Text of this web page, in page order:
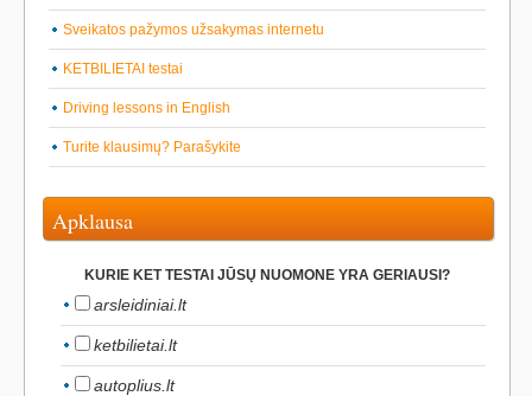
Sveikatos pažymos užsakymas internetu
KETBILIETAI testai
Driving lessons in English
Turite klausimų? Parašykite
Apklausa
KURIE KET TESTAI JŪSŲ NUOMONE YRA GERIAUSI?
arsleidiniai.lt
ketbilietai.lt
autoplius.lt